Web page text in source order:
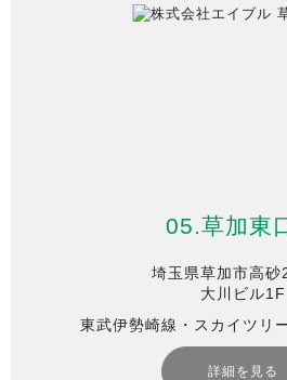
05.草加東
埼玉県草加市高
大川ビル1F
東武伊勢崎線・スカイツリ
詳細を見る